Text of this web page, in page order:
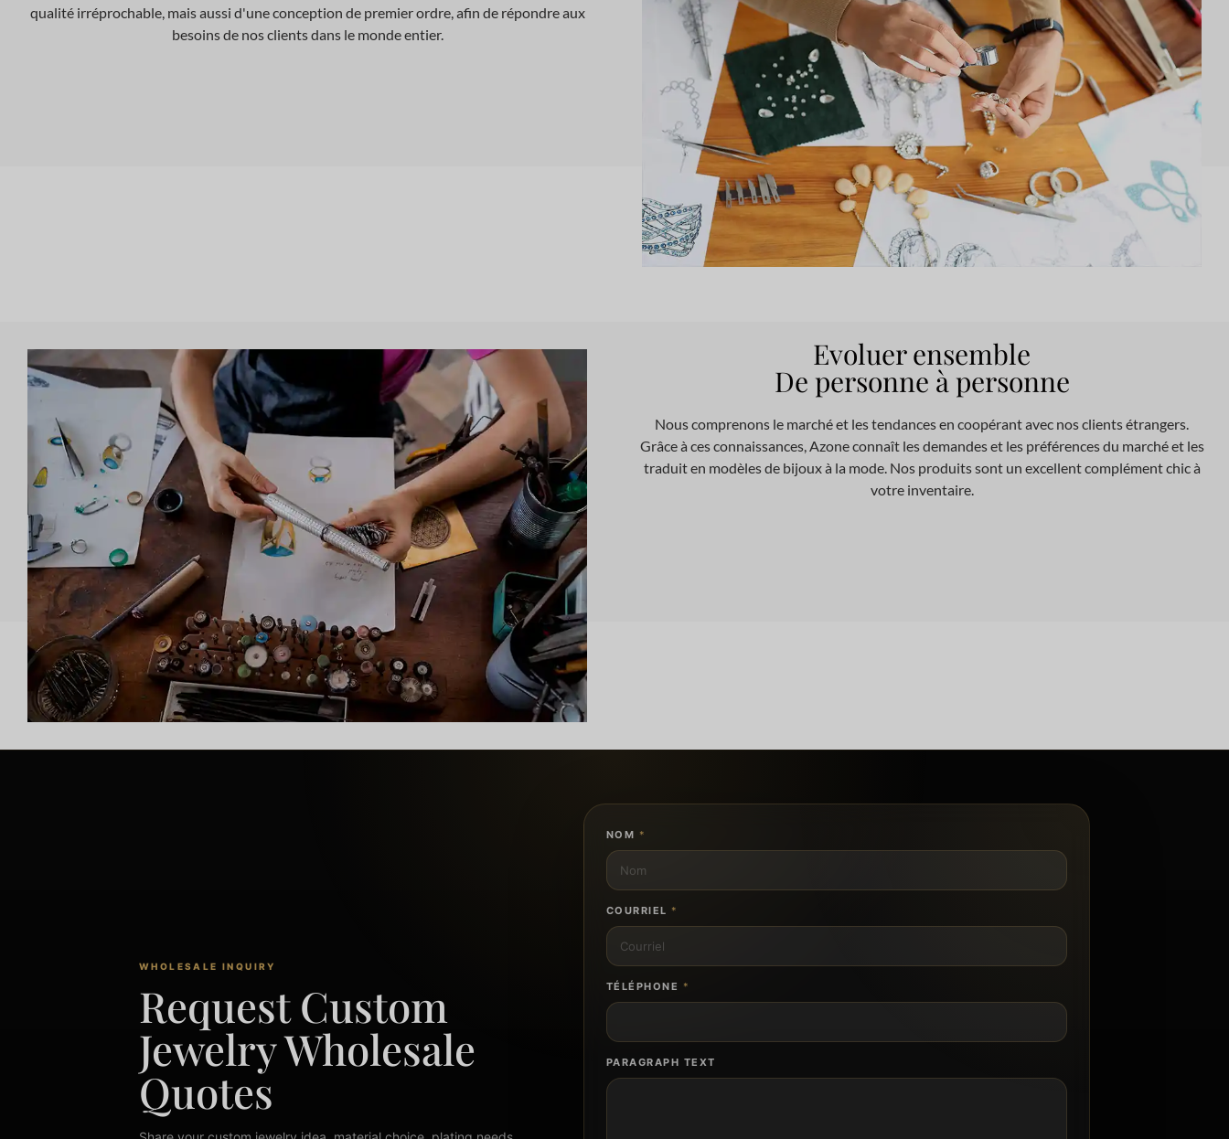
qualité irréprochable, mais aussi d'une conception de premier ordre, afin de répondre aux
besoins de nos clients dans le monde entier.
Evoluer ensemble
De personne à personne
Nous comprenons le marché et les tendances en coopérant avec nos clients étrangers.
Grâce à ces connaissances, Azone connaît les demandes et les préférences du marché et les
traduit en modèles de bijoux à la mode. Nos produits sont un excellent complément chic à
votre inventaire.
WHOLESALE INQUIRY
Request Custom
Jewelry Wholesale
Quotes
NOM *
COURRIEL *
TÉLÉPHONE *
PARAGRAPH TEXT